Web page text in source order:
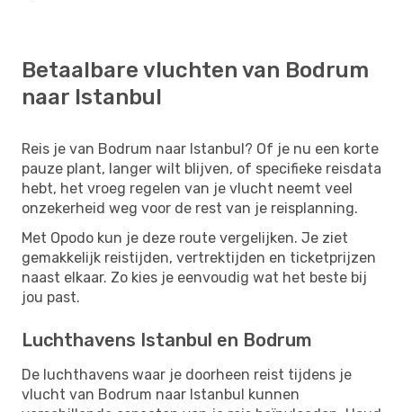
Betaalbare vluchten van Bodrum
naar Istanbul
Reis je van Bodrum naar Istanbul? Of je nu een korte
pauze plant, langer wilt blijven, of specifieke reisdata
hebt, het vroeg regelen van je vlucht neemt veel
onzekerheid weg voor de rest van je reisplanning.
Met Opodo kun je deze route vergelijken. Je ziet
gemakkelijk reistijden, vertrektijden en ticketprijzen
naast elkaar. Zo kies je eenvoudig wat het beste bij
jou past.
Luchthavens Istanbul en Bodrum
De luchthavens waar je doorheen reist tijdens je
vlucht van Bodrum naar Istanbul kunnen